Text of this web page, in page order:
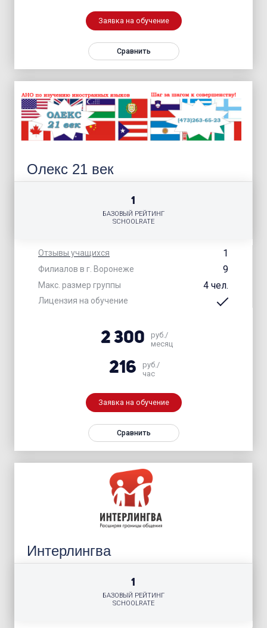
Заявка на обучение
Сравнить
Олекс 21 век
Отзывы учащихся 1
Филиалов в г. Воронеже 9
Макс. размер группы 4 чел.
Лицензия на обучение
1
БАЗОВЫЙ РЕЙТИНГ
SCHOOLRATE
2 300
руб./
месяц
216
руб./
час
Заявка на обучение
Сравнить
Интерлингва
1
БАЗОВЫЙ РЕЙТИНГ
SCHOOLRATE